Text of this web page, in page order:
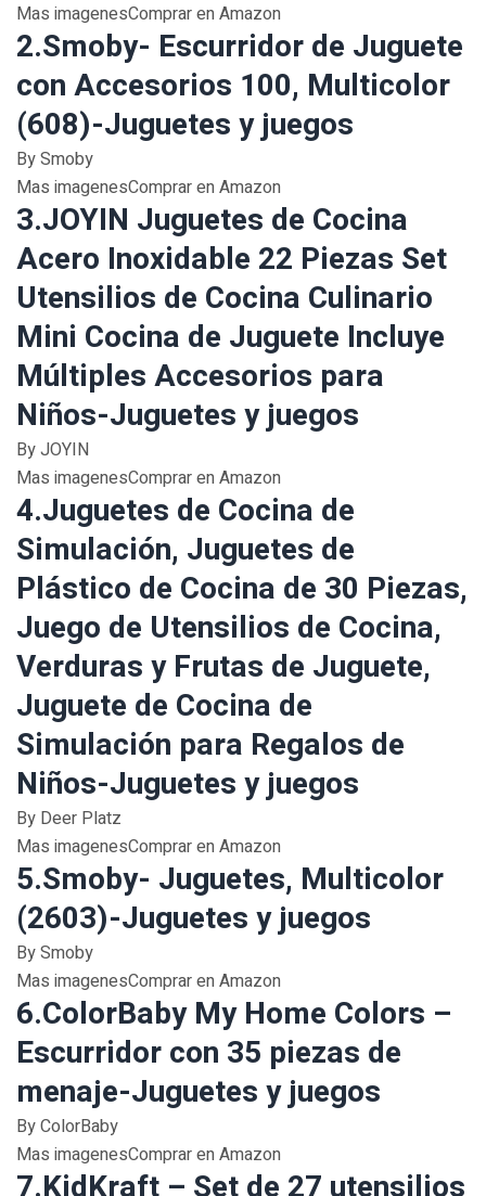
Mas imagenesComprar en Amazon
2.Smoby- Escurridor de Juguete
con Accesorios 100, Multicolor
(608)-Juguetes y juegos
By Smoby
Mas imagenesComprar en Amazon
3.JOYIN Juguetes de Cocina
Acero Inoxidable 22 Piezas Set
Utensilios de Cocina Culinario
Mini Cocina de Juguete Incluye
Múltiples Accesorios para
Niños-Juguetes y juegos
By JOYIN
Mas imagenesComprar en Amazon
4.Juguetes de Cocina de
Simulación, Juguetes de
Plástico de Cocina de 30 Piezas,
Juego de Utensilios de Cocina,
Verduras y Frutas de Juguete,
Juguete de Cocina de
Simulación para Regalos de
Niños-Juguetes y juegos
By Deer Platz
Mas imagenesComprar en Amazon
5.Smoby- Juguetes, Multicolor
(2603)-Juguetes y juegos
By Smoby
Mas imagenesComprar en Amazon
6.ColorBaby My Home Colors –
Escurridor con 35 piezas de
menaje-Juguetes y juegos
By ColorBaby
Mas imagenesComprar en Amazon